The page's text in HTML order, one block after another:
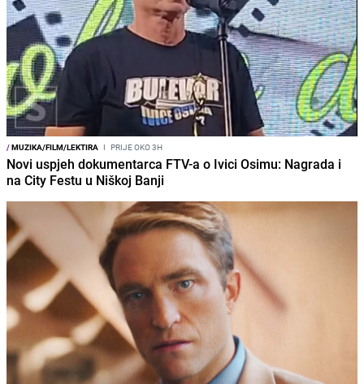
/MUZIKA/FILM/LEKTIRA I PRIJE OKO 3H
Novi uspjeh dokumentarca FTV-a o Ivici Osimu: Nagrada i
na City Festu u Niškoj Banji